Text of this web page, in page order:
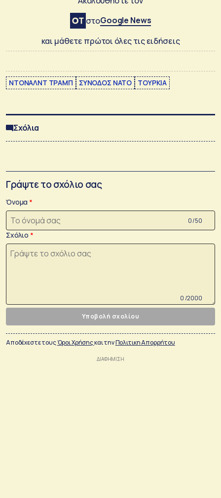
στοGoogle News
και μάθετε πρώτοι όλες τις ειδήσεις
ΝΤΟΝΑΛΝΤ ΤΡΑΜΠ ΣΥΝΟΔΟΣ ΝΑΤΟ ΤΟΥΡΚΙΑ
Σχόλια
Γράψτε το σχόλιο σας
Όνομα
0 /50
Σχόλιο
0 /2000
Υποβολή σχολίου
Αποδέχεστε τουςΌροι Χρήσηςκαι τηνΠολιτικη Απορρήτου